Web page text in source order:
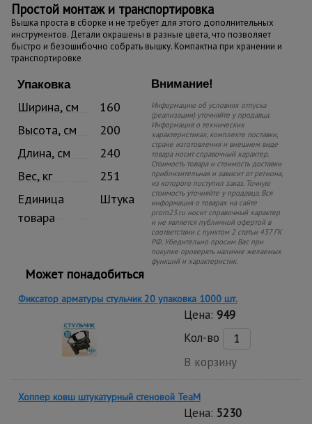
Простой монтаж и транспортировка
Вышка проста в сборке и не требует для этого дополнительных
инструментов. Детали окрашены в разные цвета, что позволяет
быстро и безошибочно собрать вышку. Компактна при хранении и
транспортировке
Упаковка
Ширина, см
160
Высота, см
200
Длина, см
240
Вес, кг
251
Единица
товара
Штука
Внимание!
Информацию об условиях отпуска
(реализации) уточняйте у продавца.
Информация о технических
характеристиках, комплекте поставки,
стране изготовления и внешнем виде
товара носит справочный характер.
Стоимость товара и стоимость доставки
приблизительная и зависит от региона,
из которого поступил заказ. Точную
стоимость уточняйте у продавца. Вся
информация о товарах на сайте
prom23.ru носит справочный характер
и не является публичной офертой в
соответствии с пунктом 2 статьи 437 ГК
РФ. Убедительно просим Вас при
покупке проверять наличие желаемых
функций и характеристик.
Может понадобиться
Фиксатор арматуры стульчик 20 упаковка 1000 шт.
Цена: 949
Кол-во
В корзину
Хоппер ковш штукатурный стеновой TeaM
Цена: 5230